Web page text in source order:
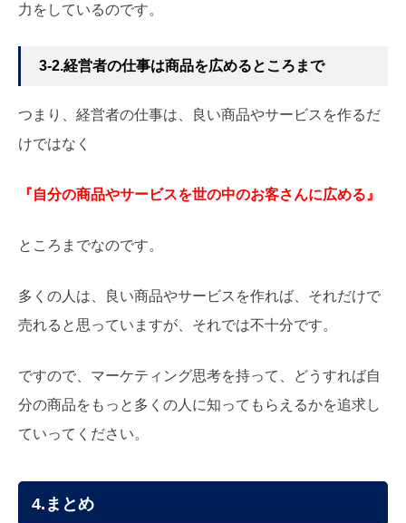
力をしているのです。
3-2.経営者の仕事は商品を広めるところまで
つまり、経営者の仕事は、良い商品やサービスを作るだ
けではなく
『自分の商品やサービスを世の中のお客さんに広める』
ところまでなのです。
多くの人は、良い商品やサービスを作れば、それだけで
売れると思っていますが、それでは不十分です。
ですので、マーケティング思考を持って、どうすれば自
分の商品をもっと多くの人に知ってもらえるかを追求し
ていってください。
4.まとめ